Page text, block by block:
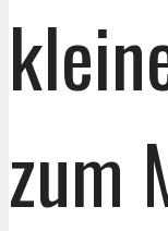
zum